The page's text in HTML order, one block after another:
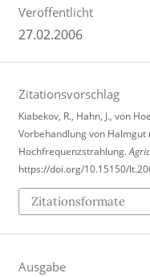
Veröffentlicht
27.02.2006
Zitationsvorschlag
Kiabekov, R., Hahn, J., von
Vorbehandlung von
Hochfrequenzstrahlung.
https://doi.org/10.15150/
Zitationsformate
Ausgabe